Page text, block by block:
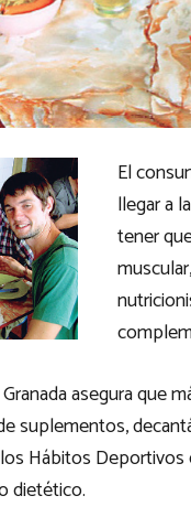
El
llegar a
tener
asegura que
suplementos,
Hábitos
dietético.